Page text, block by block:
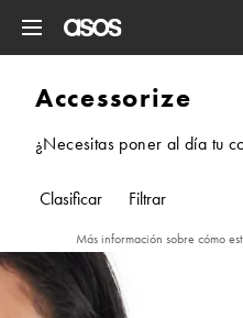
Accessorize
¿Necesitas poner al día tu
Clasificar Filtrar
Más información sobre cómo